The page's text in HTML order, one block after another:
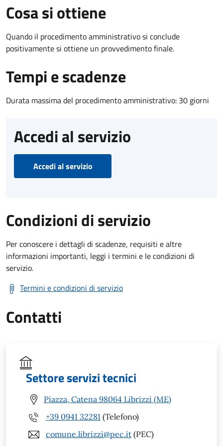
Cosa si ottiene
Quando il procedimento amministrativo si conclude
positivamente si ottiene un provvedimento finale.
Tempi e scadenze
Durata massima del procedimento amministrativo: 30 giorni
Accedi al servizio
Accedi al servizio
Condizioni di servizio
Per conoscere i dettagli di scadenze, requisiti e altre
informazioni importanti, leggi i termini e le condizioni di
servizio.
Termini e condizioni di servizio
Contatti
Settore servizi tecnici
Piazza, Catena 98064 Librizzi (ME)
+39 0941 32281 (Telefono)
comune.librizzi@pec.it (PEC)